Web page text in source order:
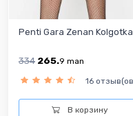
Penti Gara Zenan
334 265.9 man
16
В корзину